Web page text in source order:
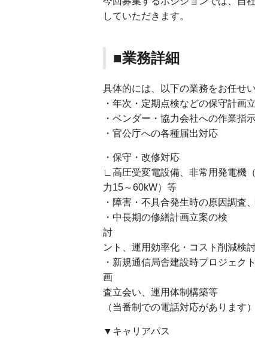
していただきます。
■業務詳細
具体的には、以下の業務をお任せい
・年次・定期点検などの保守計画
・ベンダー・協力会社への作業指
・官公庁への各種届出対応
・保守・改修対応
∟高圧受変電設備、非常用発電機
力15～60kW）等
・障害・不具合発生時の原因調査
・中長期の修繕計画立案の検
討 ∟ライ
ント、運用効率化・コスト削減検
・新規通信局舎建設時プロジェク
画 ∟ベンダー
査立会い、運用体制構築等
（当番制での電話対応があります）
▼キャリアパス